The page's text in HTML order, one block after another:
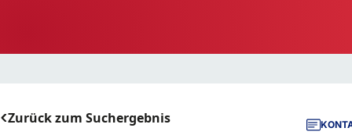
Zurück zum Suchergebnis